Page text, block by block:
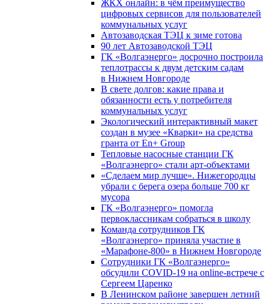
ЖКХ онлайн: в чём преимущество
цифровых сервисов для пользователей
коммунальных услуг
Автозаводская ТЭЦ к зиме готова
90 лет Автозаводской ТЭЦ
ГК «Волгаэнерго» досрочно построила
теплотрассы к двум детским садам
в Нижнем Новгороде
В свете долгов: какие права и
обязанности есть у потребителя
коммунальных услуг
Экологический интерактивный макет
создан в музее «Кварки» на средства
гранта от En+ Group
Тепловые насосные станции ГК
«Волгаэнерго» стали арт-объектами
«Сделаем мир лучше». Нижегородцы
убрали с берега озера больше 700 кг
мусора
ГК «Волгаэнерго» помогла
первоклассникам собраться в школу
Команда сотрудников ГК
«Волгаэнерго» приняла участие в
«Марафоне-800» в Нижнем Новгороде
Сотрудники ГК «Волгаэнерго»
обсудили COVID-19 на online-встрече с
Сергеем Царенко
В Ленинском районе завершен летний